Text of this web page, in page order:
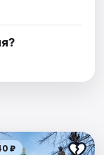
₽